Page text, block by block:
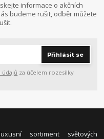
informace o akčních
budeme rušit, odběr můžete
Přihlásit se
údajů za účelem rozesílky
sortiment světových